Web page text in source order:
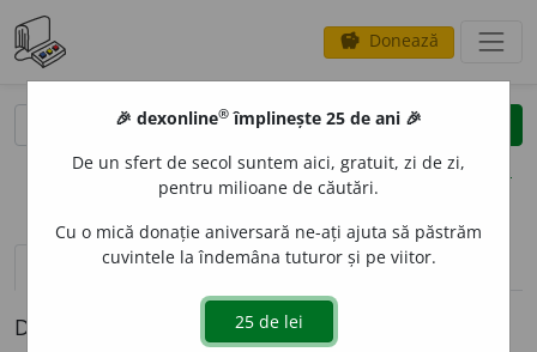
savings Donează
clear
opțiuni
definiții (1) pronunțievolume_up (50)
Definiția cu ID-ul 906159:
🎉 dexonline® împlinește 25 de ani 🎉
De un sfert de secol suntem aici, gratuit, zi de zi,
pentru milioane de căutări.
Cu o mică donație aniversară ne-ați ajuta să păstrăm
cuvintele la îndemâna tuturor și pe viitor.